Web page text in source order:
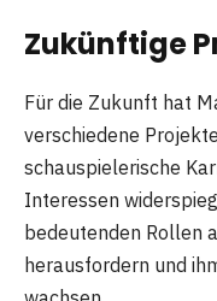
Zukünftige
Für die Zukunft hat
verschiedene
schauspielerische
Interessen
bedeutenden Rollen
herausfordern und